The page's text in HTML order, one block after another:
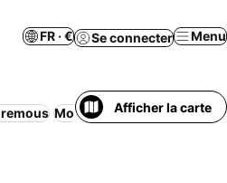
FR · € Se connecter Menu
remous Motel Wi-Fi Aucun
Afficher la carte